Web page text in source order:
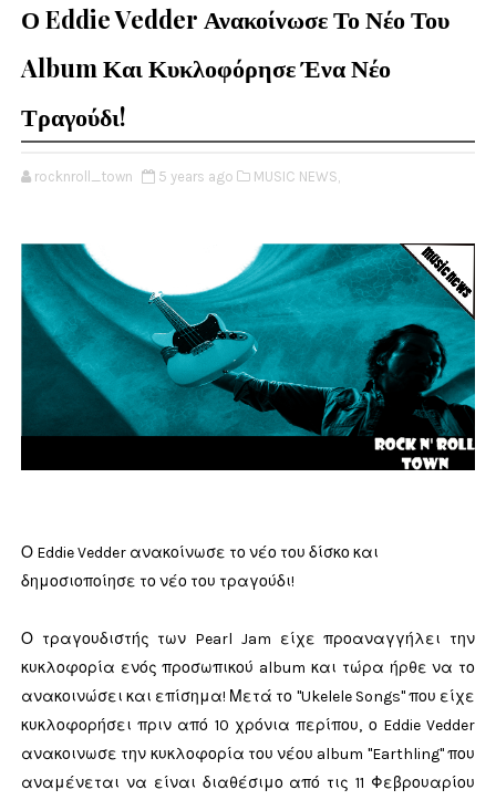
Ο Eddie Vedder Ανακοίνωσε Το Νέο Του
Album Και Κυκλοφόρησε Ένα Νέο
Τραγούδι!
rocknroll_town 5 years ago MUSIC NEWS,
Ο Eddie Vedder ανακοίνωσε το νέο του δίσκο και
δημοσιοποίησε το νέο του τραγούδι!
Ο τραγουδιστής των Pearl Jam είχε προαναγγήλει την
κυκλοφορία ενός προσωπικού album και τώρα ήρθε να το
ανακοινώσει και επίσημα! Μετά το "Ukelele Songs" που είχε
κυκλοφορήσει πριν από 10 χρόνια περίπου, ο Eddie Vedder
ανακοινωσε την κυκλοφορία του νέου album "Earthling" που
αναμένεται να είναι διαθέσιμο από τις 11 Φεβρουαρίου